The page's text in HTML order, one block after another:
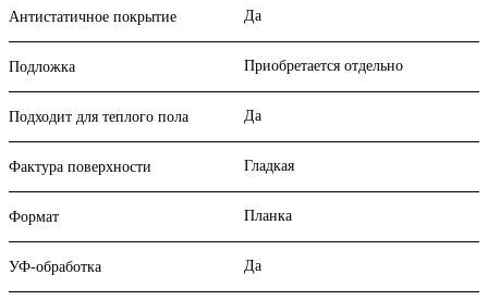
Антистатичное покрытие Да
Подложка Приобретается отдельно
Подходит для теплого пола Да
Фактура поверхности Гладкая
Формат Планка
УФ-обработка Да